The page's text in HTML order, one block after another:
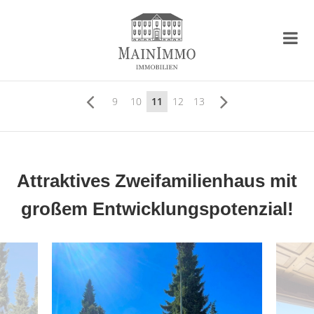
9 10 11 12 13
Attraktives Zweifamilienhaus mit
großem Entwicklungspotenzial!